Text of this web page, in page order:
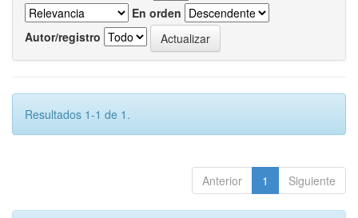
En orden
Autor/registro
Resultados 1-1 de 1.
Anterior 1 Siguiente